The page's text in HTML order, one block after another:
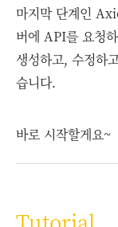
마지막 단계인
버에 API를 요청
생성하고, 수정하
습니다.
바로 시작할게요~
Tutorial